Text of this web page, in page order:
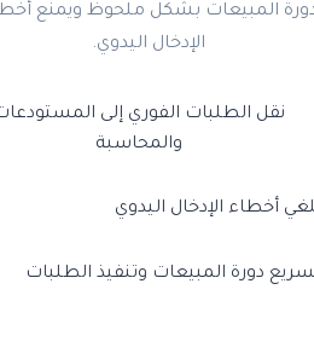
المبيعات بشكل ملحوظ ويمنع
الإدخال اليدوي.
نقل الطلبات الفوري إلى
والمحاسبة
أخطاء الإدخال اليدوي
دورة المبيعات وتنفيذ الطلبات